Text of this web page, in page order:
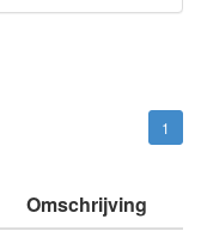
1
Omschrijving